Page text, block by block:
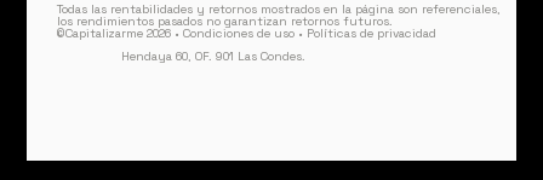
Todas las rentabilidades y retornos mostrados en la página son referenciales,
los rendimientos pasados no garantizan retornos futuros.
©Capitalizarme 2026 •Condiciones de uso • Políticas de privacidad
Hendaya 60, OF. 901 Las Condes.